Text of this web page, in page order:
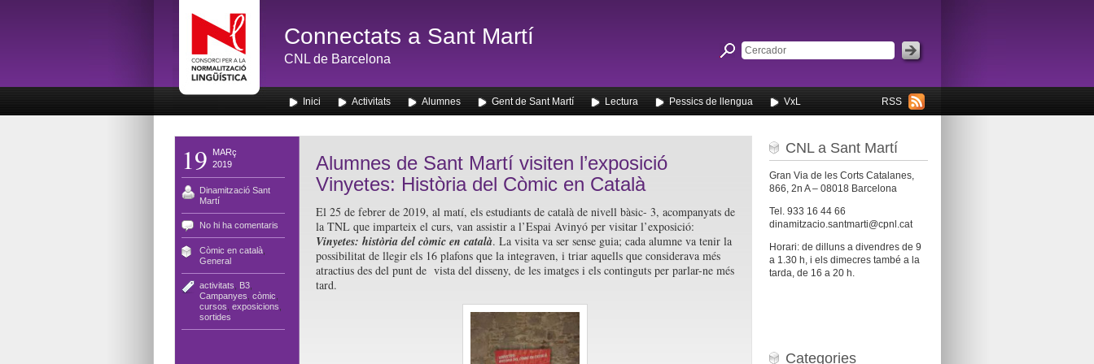
Connectats a Sant Martí
CNL de Barcelona
RSS
Inici Activitats Alumnes Gent de Sant Martí Lectura Pessics de llengua VxL
19
MARç
2019
Dinamització Sant
Martí
No hi ha comentaris
Còmic en català,
General
activitats B3,
Campanyes còmic
cursos exposicions
sortides
Alumnes de Sant Martí visiten l’exposició
Vinyetes: Història del Còmic en Català
El 25 de febrer de 2019, al matí, els estudiants de català de nivell bàsic- 3, acompanyats de
la TNL que imparteix el curs, van assistir a l’Espai Avinyó per visitar l’exposició:
Vinyetes: història del còmic en català. La visita va ser sense guia; cada alumne va tenir la
possibilitat de llegir els 16 plafons que la integraven, i triar aquells que considerava més
atractius des del punt de vista del disseny, de les imatges i els continguts per parlar-ne més
tard.
CNL a Sant Martí
Gran Via de les Corts Catalanes,
866, 2n A – 08018 Barcelona
Tel. 933 16 44 66
dinamitzacio.santmarti@cpnl.cat
Horari: de dilluns a divendres de 9
a 1.30 h, i els dimecres també a la
tarda, de 16 a 20 h.
Categories